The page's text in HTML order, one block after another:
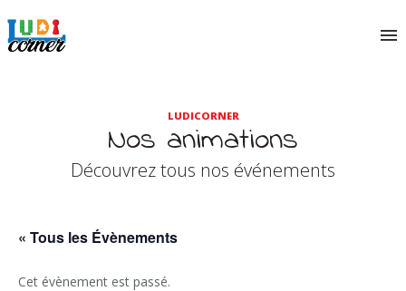
LUDICORNER
Nos animations
Découvrez tous nos événements
« Tous les Évènements
Cet évènement est passé.